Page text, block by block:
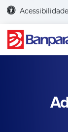
Acessibilidade